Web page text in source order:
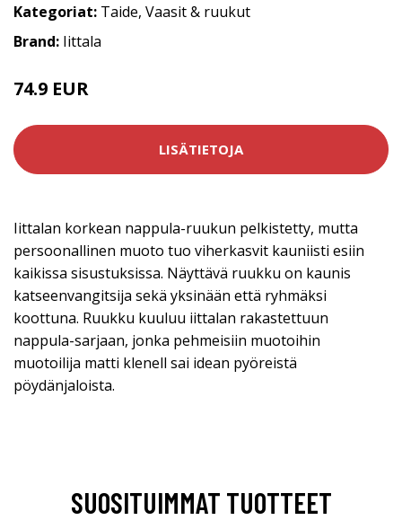
Kategoriat: Taide, Vaasit & ruukut
Brand: Iittala
74.9 EUR
LISÄTIETOJA
Iittalan korkean nappula-ruukun pelkistetty, mutta
persoonallinen muoto tuo viherkasvit kauniisti esiin
kaikissa sisustuksissa. Näyttävä ruukku on kaunis
katseenvangitsija sekä yksinään että ryhmäksi
koottuna. Ruukku kuuluu iittalan rakastettuun
nappula-sarjaan, jonka pehmeisiin muotoihin
muotoilija matti klenell sai idean pyöreistä
pöydänjaloista.
SUOSITUIMMAT TUOTTEET